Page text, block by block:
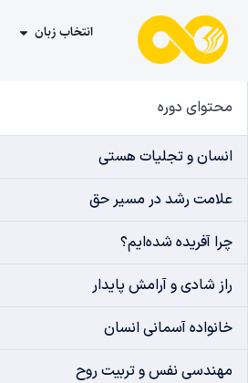
انتخاب زبان
محتوای دوره
انسان و تجلیات هستی
علامت رشد در مسیر حق
چرا آفریده شده‌ایم؟
راز شادی و آرامش پایدار
خانواده آسمانی انسان
مهندسی نفس و تربیت روح